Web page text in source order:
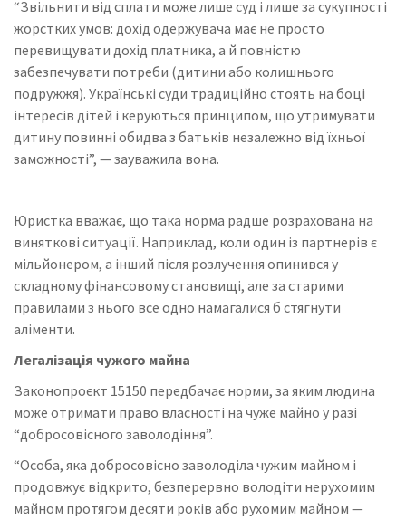
“Звільнити від сплати може лише суд і лише за сукупності
жорстких умов: дохід одержувача має не просто
перевищувати дохід платника, а й повністю
забезпечувати потреби (дитини або колишнього
подружжя). Українські суди традиційно стоять на боці
інтересів дітей і керуються принципом, що утримувати
дитину повинні обидва з батьків незалежно від їхньої
заможності”, — зауважила вона.
Юристка вважає, що така норма радше розрахована на
виняткові ситуації. Наприклад, коли один із партнерів є
мільйонером, а інший після розлучення опинився у
складному фінансовому становищі, але за старими
правилами з нього все одно намагалися б стягнути
аліменти.
Легалізація чужого майна
Законопроєкт 15150 передбачає норми, за яким людина
може отримати право власності на чуже майно у разі
“добросовісного заволодіння”.
“Особа, яка добросовісно заволоділа чужим майном і
продовжує відкрито, безперервно володіти нерухомим
майном протягом десяти років або рухомим майном —